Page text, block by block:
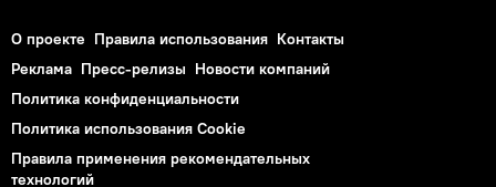
О проекте Правила использования Контакты
Реклама Пресс-релизы Новости компаний
Политика конфиденциальности
Политика использования Cookie
Правила применения рекомендательных
технологий